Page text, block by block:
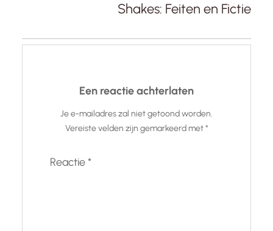
Shakes: Feiten en Fictie
Een reactie achterlaten
Je e-mailadres zal niet getoond worden.
Vereiste velden zijn gemarkeerd met*
Reactie*